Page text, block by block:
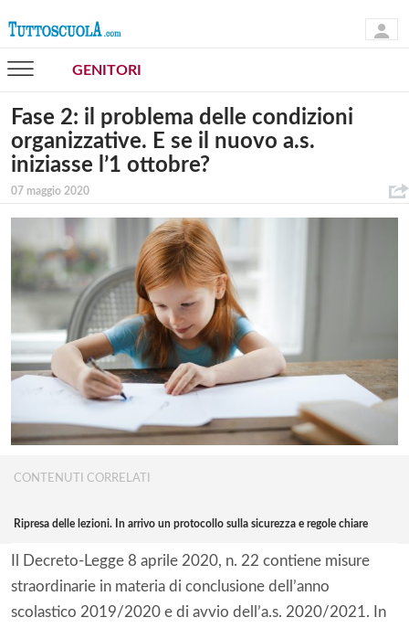
GENITORI
Fase 2: il problema delle condizioni
organizzative. E se il nuovo a.s.
iniziasse l’1 ottobre?
07 maggio 2020
CONTENUTI CORRELATI
Ripresa delle lezioni. In arrivo un protocollo sulla sicurezza e regole chiare
Il Decreto-Legge 8 aprile 2020, n. 22 contiene misure
straordinarie in materia di conclusione dell’anno
scolastico 2019/2020 e di avvio dell’a.s. 2020/2021. In